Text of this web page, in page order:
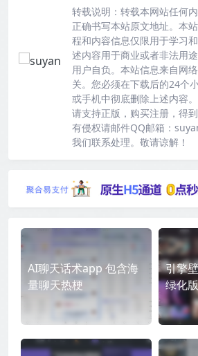
转载说明： 转载本网站任何
正确书写本站原文地址。本
程和内容信息仅限用于学习
述内容用于商业或者非法用
用户自负。本站信息来自网
关。您必须在下载后的24个
或手机中彻底删除上述内容
请支持正版，购买注册，得
有侵权请邮件QQ邮箱：
我们联系处理。敬请谅解！
AI聊天话术app 包含海
量聊天热梗
引擎
绿化版